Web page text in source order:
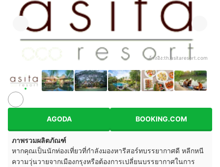
อ้างอิง:th.asitaresort.com
AGODA BOOKING.COM
ภาพรวมผลิตภัณฑ์
หากคุณเป็นนักท่องเที่ยวที่กำลังมองหารีสอร์ทบรรยากาศดี หลีกหนี
ความวุ่นวายจากเมืองกรุงหรือต้องการเปลี่ยนบรรยากาศในการ